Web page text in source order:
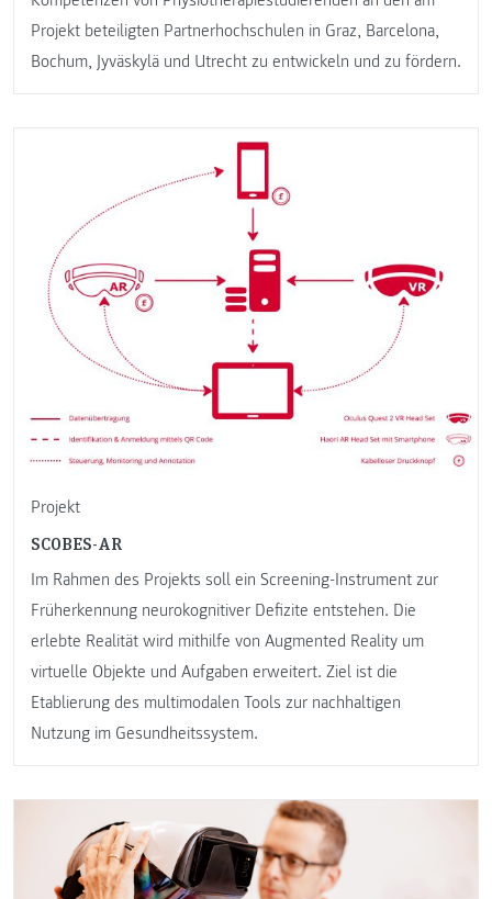
Projekt beteiligten Partnerhochschulen in Graz, Barcelona,
Bochum, Jyväskylä und Utrecht zu entwickeln und zu fördern.
Projekt
SCOBES-AR
Im Rahmen des Projekts soll ein Screening-Instrument zur
Früherkennung neurokognitiver Defizite entstehen. Die
erlebte Realität wird mithilfe von Augmented Reality um
virtuelle Objekte und Aufgaben erweitert. Ziel ist die
Etablierung des multimodalen Tools zur nachhaltigen
Nutzung im Gesundheitssystem.